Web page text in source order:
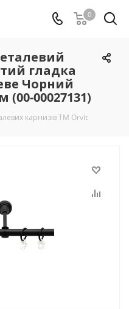
0
гладка
Чорний
00027131)
карнизів TM Orvit